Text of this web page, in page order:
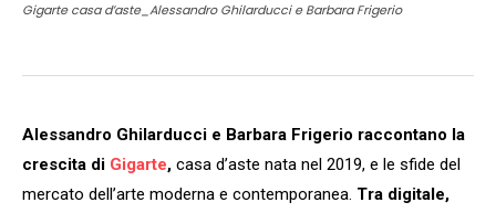
Gigarte casa d’aste_Alessandro Ghilarducci e Barbara Frigerio
Alessandro Ghilarducci e Barbara Frigerio raccontano la
crescita di Gigarte, casa d’aste nata nel 2019, e le sfide del
mercato dell’arte moderna e contemporanea. Tra digitale,